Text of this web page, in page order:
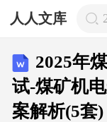
人人文库
2025年
试-煤矿机
案解析(5套)